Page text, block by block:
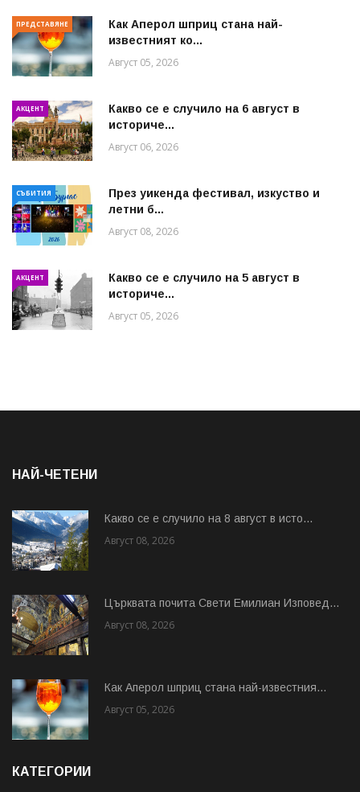
ПРЕДСТАВЯНЕ
Как Аперол шприц стана най-
известният ко...
Август 05, 2026
АКЦЕНТ
Какво се е случило на 6 август в
историче...
Август 06, 2026
СЪБИТИЯ
През уикенда фестивал, изкуство и
летни б...
Август 08, 2026
АКЦЕНТ
Какво се е случило на 5 август в
историче...
Август 05, 2026
НАЙ-ЧЕТЕНИ
Какво се е случило на 8 август в исто...
Август 08, 2026
Църквата почита Свeти Емилиан Изповед...
Август 08, 2026
Как Аперол шприц стана най-известния...
Август 05, 2026
КАТЕГОРИИ